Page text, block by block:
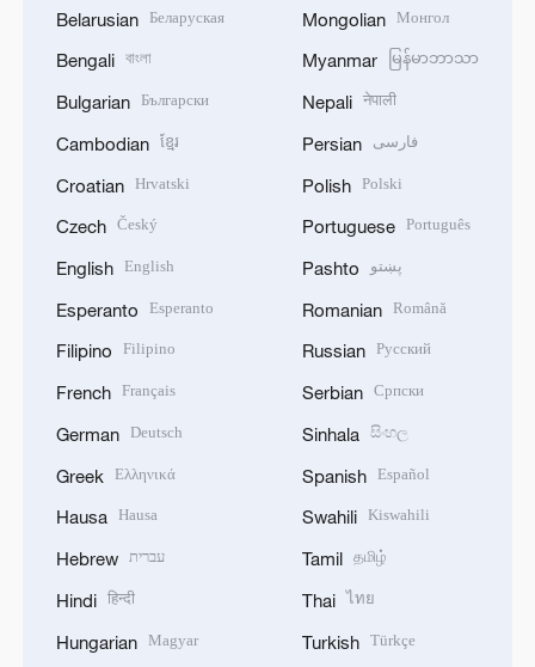
Belarusian Беларуская
Bengali বাংলা
Bulgarian Български
Cambodian ខ្មែរ
Croatian Hrvatski
Czech Český
English English
Esperanto Esperanto
Filipino Filipino
French Français
German Deutsch
Greek Ελληνικά
Hausa Hausa
Hebrew עברית
Hindi हिन्दी
Hungarian Magyar
Mongolian Монгол
Myanmar မြန်မာဘာသာ
Nepali नेपाली
Persian فارسی
Polish Polski
Portuguese Português
Pashto پښتو
Romanian Română
Russian Русский
Serbian Српски
Sinhala සිංහල
Spanish Español
Swahili Kiswahili
Tamil தமிழ்
Thai ไทย
Turkish Türkçe